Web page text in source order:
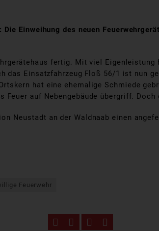
Einweihung des neuen
fertig. Mit viel
das Einsatzfahrzeug Floß 56/1 ist nun
hat eine ehemalige Schmiede
auf Nebengebäude übergriff.
Neustadt an der Waldnaab einen
Feuerwehr